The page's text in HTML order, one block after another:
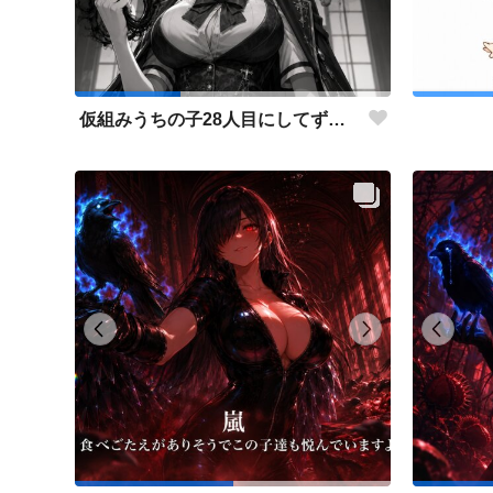
仮組みうちの子28人目にしてずっと作りたかった仕事人ポジション。